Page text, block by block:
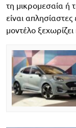
τη μικρομεσαία ή
είναι
μοντέλο